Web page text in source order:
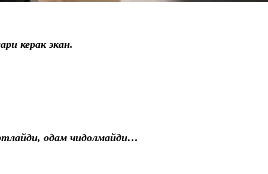
керак экан.
одам чидолмайди…